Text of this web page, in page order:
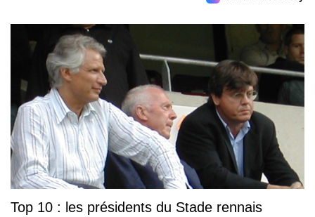
Top 10 : les présidents du Stade rennais